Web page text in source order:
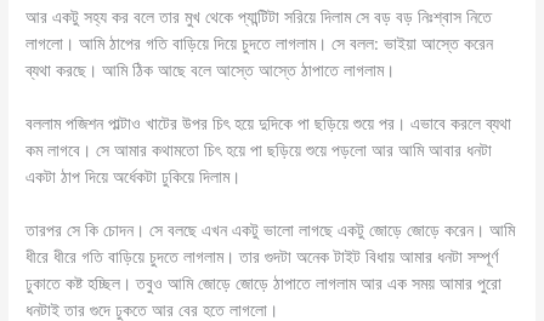
আর একটু সহ্য কর বলে তার মুখ থেকে প্যান্টিটা সরিয়ে দিলাম সে বড় বড় নিঃশ্বাস নিতে
লাগলো। আমি ঠাপের গতি বাড়িয়ে দিয়ে চুদতে লাগলাম। সে বলল: ভাইয়া আস্তে করেন
ব্যথা করছে। আমি ঠিক আছে বলে আস্তে আস্তে ঠাপাতে লাগলাম।
বললাম পজিশন পাল্টাও খাটের উপর চিৎ হয়ে দুদিকে পা ছড়িয়ে শুয়ে পর। এভাবে করলে ব্যথা
কম লাগবে। সে আমার কথামতো চিৎ হয়ে পা ছড়িয়ে শুয়ে পড়লো আর আমি আবার ধনটা
একটা ঠাপ দিয়ে অর্ধেকটা ঢুকিয়ে দিলাম।
তারপর সে কি চোদন। সে বলছে এখন একটু ভালো লাগছে একটু জোড়ে জোড়ে করেন। আমি
ধীরে ধীরে গতি বাড়িয়ে চুদতে লাগলাম। তার গুদটা অনেক টাইট বিধায় আমার ধনটা সম্পূর্ণ
ঢুকাতে কষ্ট হচ্ছিল। তবুও আমি জোড়ে জোড়ে ঠাপাতে লাগলাম আর এক সময় আমার পুরো
ধনটাই তার গুদে ঢুকতে আর বের হতে লাগলো।